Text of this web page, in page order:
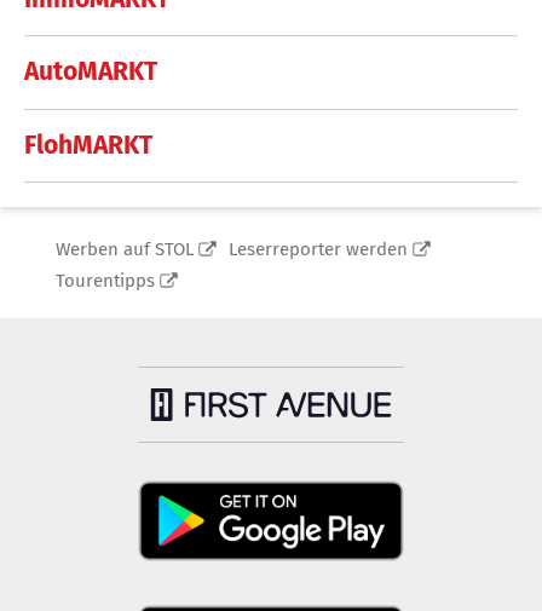
AutoMARKT
FlohMARKT
Werben auf STOL
Leserreporter werden
Tourentipps